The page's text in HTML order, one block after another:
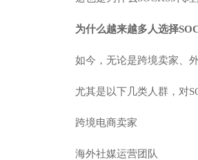
为什么越来越多人选择
如今，无论是跨境卖家、
尤其是以下几类人群，对
跨境电商卖家
海外社媒运营团队